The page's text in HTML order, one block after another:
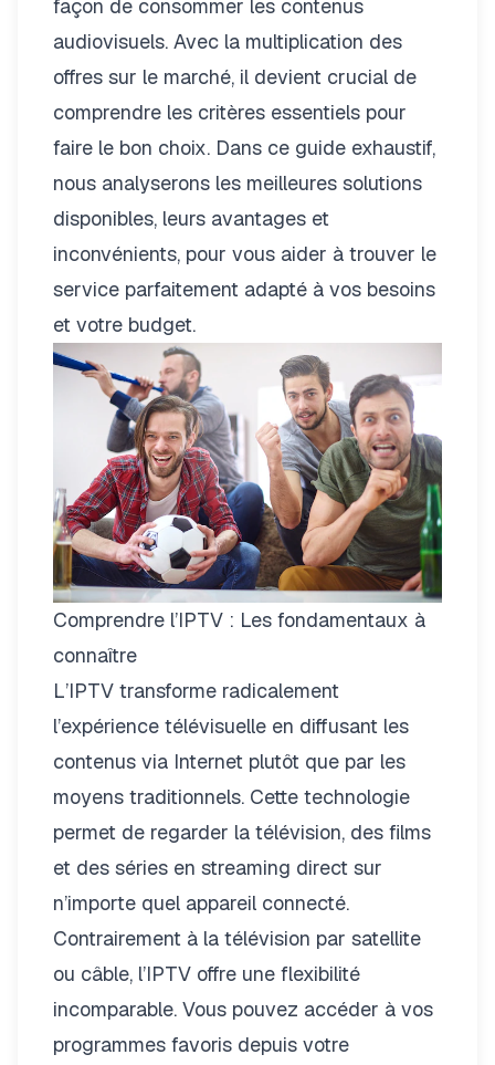
façon de consommer les contenus
audiovisuels. Avec la multiplication des
offres sur le marché, il devient crucial de
comprendre les critères essentiels pour
faire le bon choix. Dans ce guide exhaustif,
nous analyserons les meilleures solutions
disponibles, leurs avantages et
inconvénients, pour vous aider à trouver le
service parfaitement adapté à vos besoins
et votre budget.
Comprendre l’IPTV : Les fondamentaux à
connaître
L’IPTV transforme radicalement
l’expérience télévisuelle en diffusant les
contenus via Internet plutôt que par les
moyens traditionnels. Cette technologie
permet de regarder la télévision, des films
et des séries en streaming direct sur
n’importe quel appareil connecté.
Contrairement à la télévision par satellite
ou câble, l’IPTV offre une flexibilité
incomparable. Vous pouvez accéder à vos
programmes favoris depuis votre